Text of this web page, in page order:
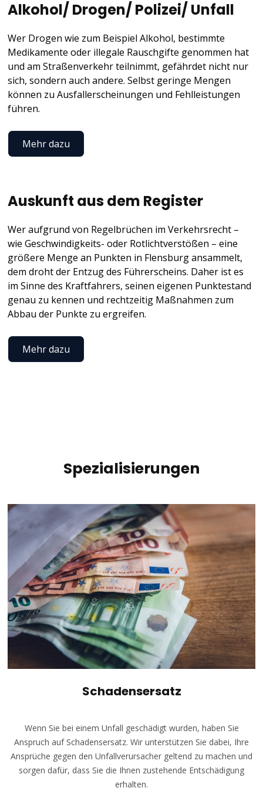
Alkohol/ Drogen/ Polizei/ Unfall
Wer Drogen wie zum Beispiel Alkohol, bestimmte
Medikamente oder illegale Rauschgifte genommen hat
und am Straßenverkehr teilnimmt, gefährdet nicht nur
sich, sondern auch andere. Selbst geringe Mengen
können zu Ausfallerscheinungen und Fehlleistungen
führen.
Mehr dazu
Auskunft aus dem Register
Wer aufgrund von Regelbrüchen im Verkehrsrecht –
wie Geschwindigkeits- oder Rotlichtverstößen – eine
größere Menge an Punkten in Flensburg ansammelt,
dem droht der Entzug des Führerscheins. Daher ist es
im Sinne des Kraftfahrers, seinen eigenen Punktestand
genau zu kennen und rechtzeitig Maßnahmen zum
Abbau der Punkte zu ergreifen.
Mehr dazu
Spezialisierungen
Schadensersatz
Wenn Sie bei einem Unfall geschädigt wurden, haben Sie
Anspruch auf Schadensersatz. Wir unterstützen Sie dabei, Ihre
Ansprüche gegen den Unfallverursacher geltend zu machen und
sorgen dafür, dass Sie die Ihnen zustehende Entschädigung
erhalten.